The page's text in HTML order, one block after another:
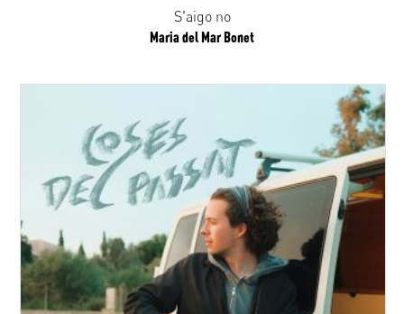
S'aigo no
Maria del Mar Bonet